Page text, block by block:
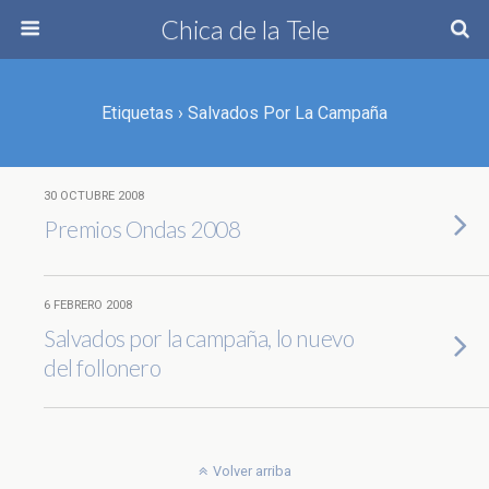
Chica de la Tele
Etiquetas › Salvados Por La Campaña
30 OCTUBRE 2008
Premios Ondas 2008
6 FEBRERO 2008
Salvados por la campaña, lo nuevo
del follonero
Volver arriba